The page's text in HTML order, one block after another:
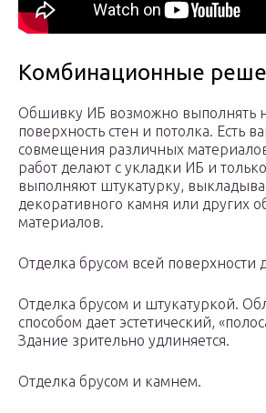
Комбинационные
Обшивку ИБ возможно выполнять
поверхность стен и потолка. Есть
совмещения различных
работ делают с укладки ИБ и
выполняют штукатурку,
декоративного камня или других
материалов.
Отделка брусом всей поверхности
Отделка брусом и штукатуркой.
способом дает эстетический,
Здание зрительно удлиняется.
Отделка брусом и камнем.